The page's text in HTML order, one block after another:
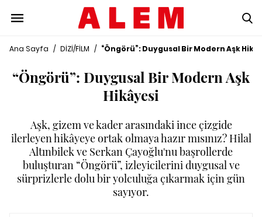
Ana Sayfa / DİZİ/FİLM / “Öngörü”: Duygusal Bir Modern Aşk
“Öngörü”: Duygusal Bir Modern Aşk
Hikâyesi
Aşk, gizem ve kader arasındaki ince çizgide
ilerleyen hikâyeye ortak olmaya hazır mısınız? Hilal
Altınbilek ve Serkan Çayoğlu'nu başrollerde
buluşturan “Öngörü”, izleyicilerini duygusal ve
sürprizlerle dolu bir yolculuğa çıkarmak için gün
sayıyor.